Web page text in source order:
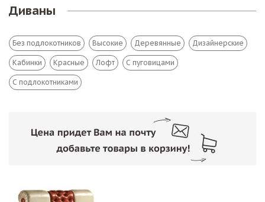
Диваны
Без подлокотников Высокие Деревянные Дизайнерские
Кабинки Красные Лофт С пуговицами
С подлокотниками